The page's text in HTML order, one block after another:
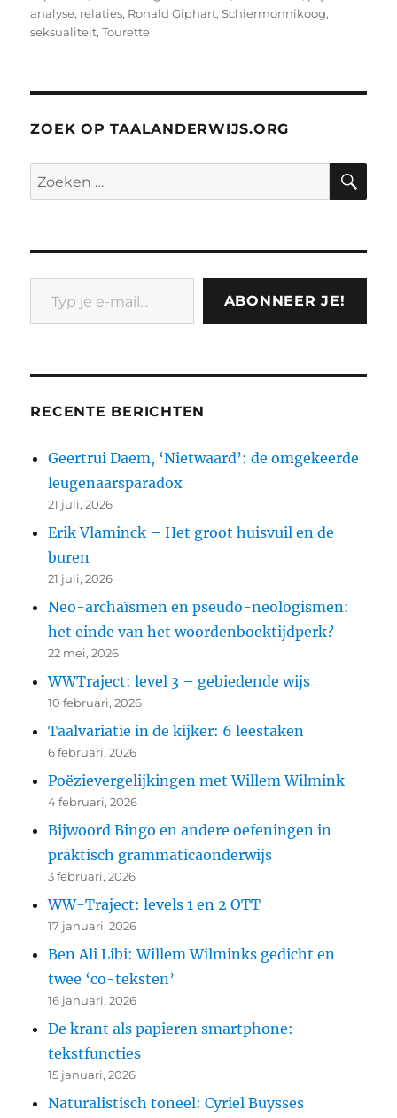
analyse, relaties, Ronald Giphart,Schiermonnikoog,
seksualiteit,Tourette
ZOEK OP TAALANDERWIJS.ORG
Zoeken
naar:
Typ je e-mail...
ABONNEER JE!
RECENTE BERICHTEN
Geertrui Daem, ‘Nietwaard’: de omgekeerde
leugenaarsparadox
21 juli, 2026
Erik Vlaminck – Het groot huisvuil en de
buren
21 juli, 2026
Neo-archaïsmen en pseudo-neologismen:
het einde van het woordenboektijdperk?
22 mei, 2026
WWTraject: level 3 – gebiedende wijs
10 februari, 2026
Taalvariatie in de kijker: 6 leestaken
6 februari, 2026
Poëzievergelijkingen met Willem Wilmink
4 februari, 2026
Bijwoord Bingo en andere oefeningen in
praktisch grammaticaonderwijs
3 februari, 2026
WW-Traject: levels 1 en 2 OTT
17 januari, 2026
Ben Ali Libi: Willem Wilminks gedicht en
twee ‘co-teksten’
16 januari, 2026
De krant als papieren smartphone:
tekstfuncties
15 januari, 2026
Naturalistisch toneel: Cyriel Buysses